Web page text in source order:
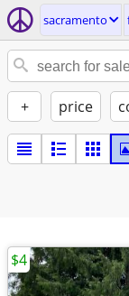
sacramento
+ price
$4